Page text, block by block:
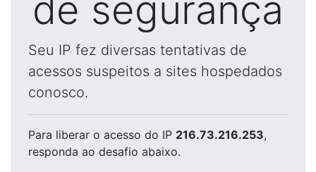
de segurança
Seu IP fez diversas tentativas de
acessos suspeitos a sites hospedados
conosco.
Para liberar o acesso do IP 216.73.216.253,
responda ao desafio abaixo.